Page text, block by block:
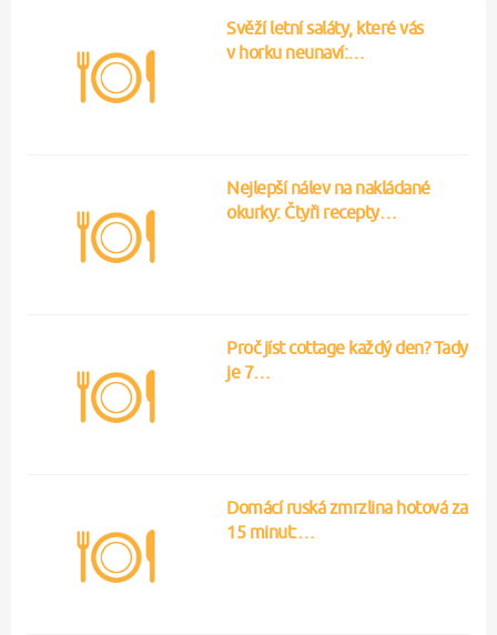
Svěží letní saláty, které vás
v horku neunaví:…
Nejlepší nálev na nakládané
okurky: Čtyři recepty…
Proč jíst cottage každý den? Tady
je 7…
Domácí ruská zmrzlina hotová za
15 minut:…